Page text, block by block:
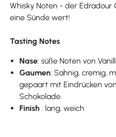
Whisky Noten - der Edradour
eine Sünde wert!
Tasting Notes
Nase: süße Noten von
Gaumen: Sahnig, cremig,
gepaart mit Eindrücken
Schokolade.
Finish: lang, weich